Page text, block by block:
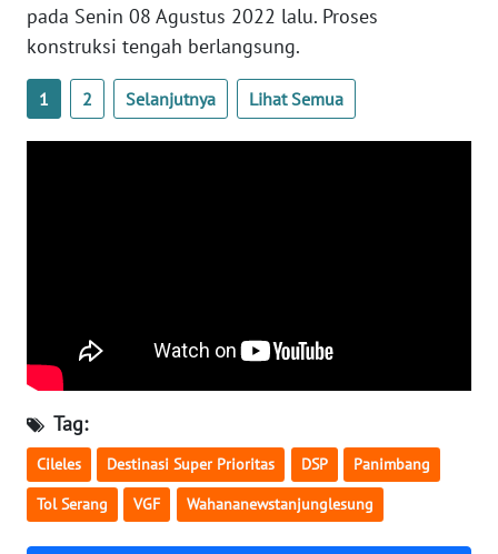
pada Senin 08 Agustus 2022 lalu. Proses
konstruksi tengah berlangsung.
1 2 Selanjutnya Lihat Semua
Tag:
Cileles Destinasi Super Prioritas DSP Panimbang
Tol Serang VGF Wahananewstanjunglesung
WN
LAMPUNG
WN
JATENG